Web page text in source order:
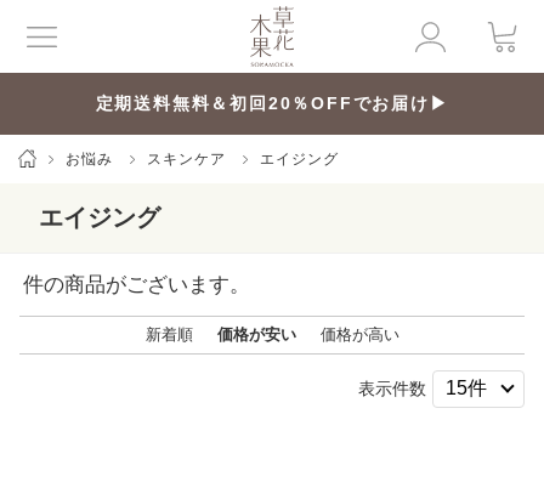
定期送料無料＆初回20％OFFでお届け▶
お悩み スキンケア エイジング
エイジング
件の商品がございます。
新着順 価格が安い 価格が高い
表示件数